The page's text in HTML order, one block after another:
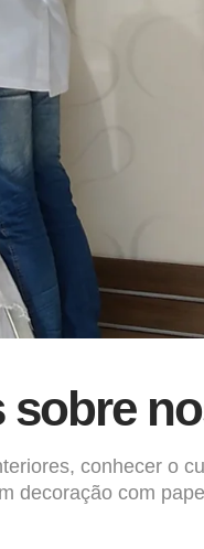
sobre
conhecer o
decoração com